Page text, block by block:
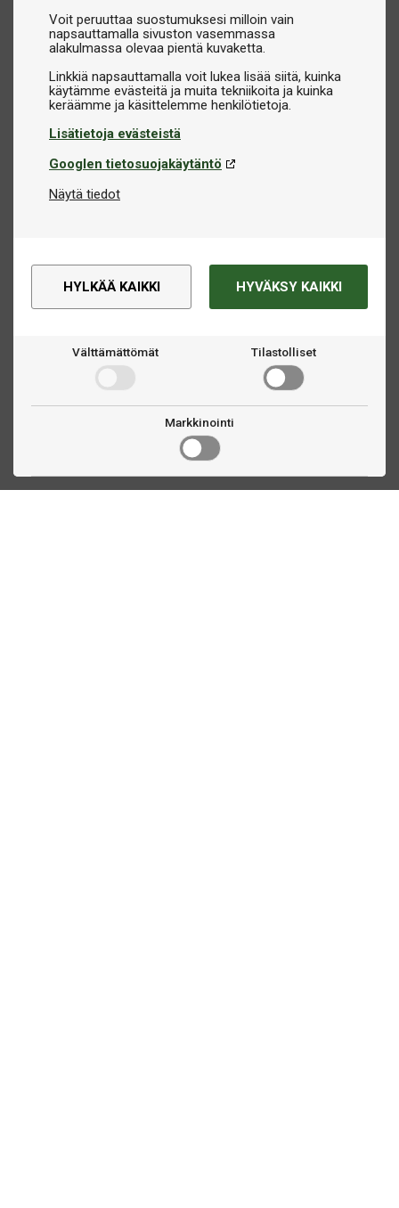
Voit peruuttaa suostumuksesi milloin vain
napsauttamalla sivuston vasemmassa
alakulmassa olevaa pientä kuvaketta.
Linkkiä napsauttamalla voit lukea lisää siitä, kuinka
käytämme evästeitä ja muita tekniikoita ja kuinka
Lisätietoja evästeistä
Googlen tietosuojakäytäntö
Näytä tiedot
HYLKÄÄ KAIKKI HYVÄKSY KAIKKI
Välttämättömät Tilastolliset
Markkinointi